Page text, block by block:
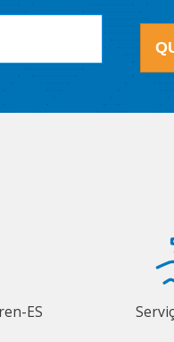
ES